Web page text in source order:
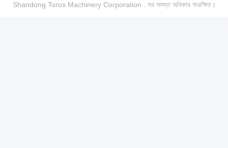
Shandong Toros Machinery Corporation . সব সমস্ত অধিকার সংরক্ষিত।